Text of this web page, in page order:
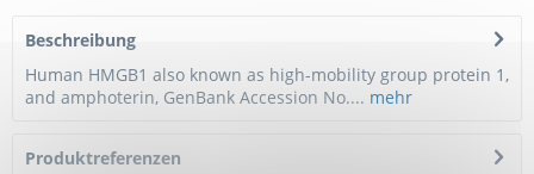
Beschreibung
Human HMGB1 also known as high-mobility group protein 1,
and amphoterin, GenBank Accession No.... mehr
Produktreferenzen